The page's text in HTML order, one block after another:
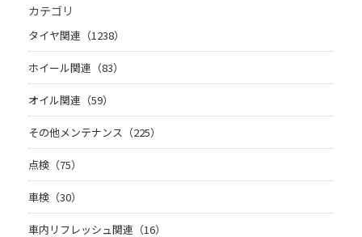
カテゴリ
タイヤ関連（1238）
ホイール関連（83）
オイル関連（59）
その他メンテナンス（225）
点検（75）
車検（30）
車内リフレッシュ関連（16）